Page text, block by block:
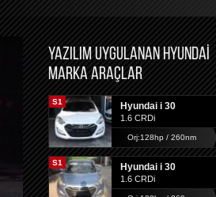
YAZILIM UYGULANAN HYUNDAI
MARKA ARAÇLAR
S1 Hyundai i 30
1.6 CRDi
Orj:128hp / 260nm
S1 Hyundai i 30
1.6 CRDi